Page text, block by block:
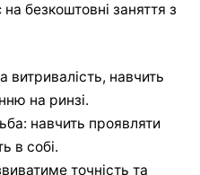
безкоштовні заняття з
витривалість, навчить
на ринзі.
навчить проявляти
в собі.
точність та